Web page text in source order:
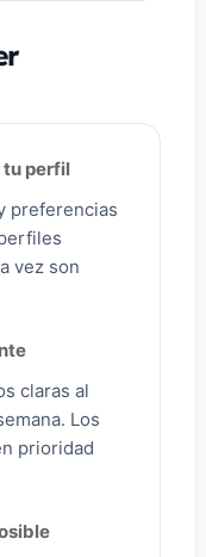
perfil
preferencias
vez son
claras al
Los
prioridad